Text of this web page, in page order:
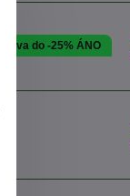
zľava do -25% ÁNO